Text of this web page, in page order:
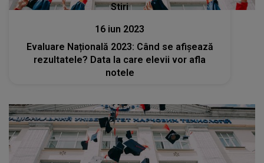
Stiri
16 iun 2023
Evaluare Națională 2023: Când se afișează
rezultatele? Data la care elevii vor afla
notele